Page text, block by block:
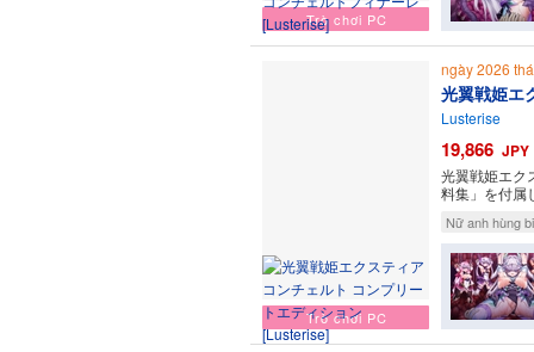
Trò chơi PC
Trò chơi PC
ngày 2026
光翼戦姫エ
Lusterise
19,866 JPY
光翼戦姫エク
料集」を付属
Nữ anh hùng